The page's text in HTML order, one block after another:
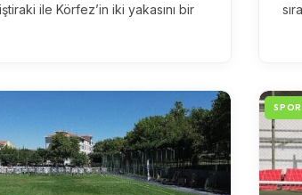
ile Körfez’in iki yakasını bir
SPOR